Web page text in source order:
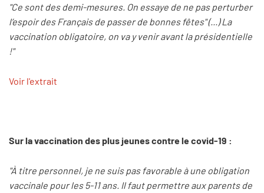
"Ce sont des demi-mesures. On essaye de ne pas perturber
l’espoir des Français de passer de bonnes fêtes" (...) La
vaccination obligatoire, on va y venir avant la présidentielle
!"
Voir l'extrait
Sur la vaccination des plus jeunes contre le covid-19 :
"À titre personnel, je ne suis pas favorable à une obligation
vaccinale pour les 5-11 ans. Il faut permettre aux parents de